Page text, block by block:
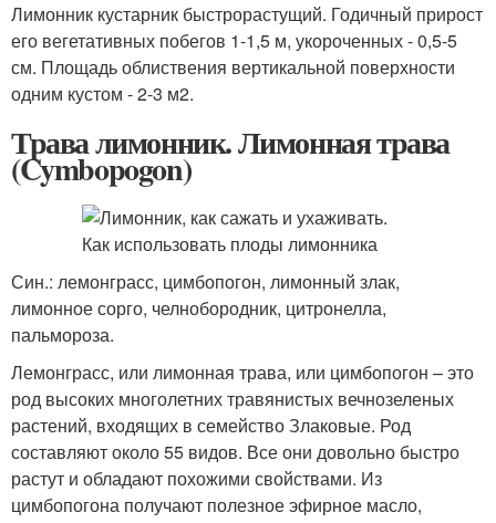
Лимонник кустарник быстрорастущий. Годичный прирост
его вегетативных побегов 1-1,5 м, укороченных - 0,5-5
см. Площадь облиствения вертикальной поверхности
одним кустом - 2-3 м2.
Трава лимонник. Лимонная трава
(Cymbopogon)
Син.: лемонграсс, цимбопогон, лимонный злак,
лимонное сорго, челнобородник, цитронелла,
пальмороза.
Лемонграсс, или лимонная трава, или цимбопогон – это
род высоких многолетних травянистых вечнозеленых
растений, входящих в семейство Злаковые. Род
составляют около 55 видов. Все они довольно быстро
растут и обладают похожими свойствами. Из
цимбопогона получают полезное эфирное масло,